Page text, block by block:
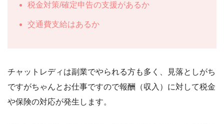
税金対策/確定申告の支援があるか
交通費支給はあるか
チャットレディは副業でやられる方も多く、見落としがち
ですがちゃんとお仕事ですので報酬（収入）に対して税金
や保険の対応が発生します。